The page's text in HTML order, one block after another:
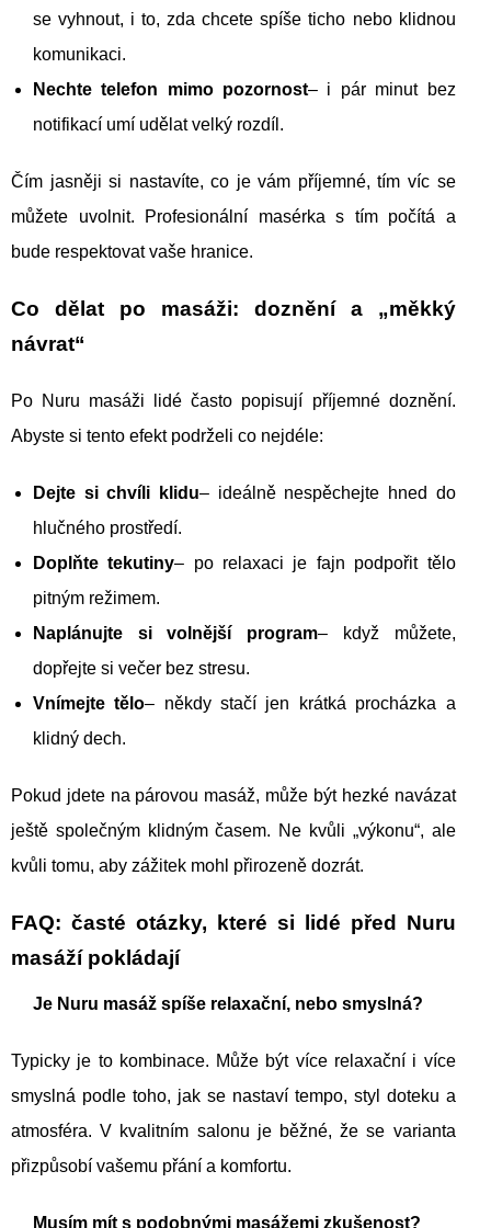
se vyhnout, i to, zda chcete spíše ticho nebo klidnou
komunikaci.
Nechte telefon mimo pozornost– i pár minut bez
notifikací umí udělat velký rozdíl.
Čím jasněji si nastavíte, co je vám příjemné, tím víc se
můžete uvolnit. Profesionální masérka s tím počítá a
bude respektovat vaše hranice.
Co dělat po masáži: doznění a „měkký
návrat“
Po Nuru masáži lidé často popisují příjemné doznění.
Abyste si tento efekt podrželi co nejdéle:
Dejte si chvíli klidu– ideálně nespěchejte hned do
hlučného prostředí.
Doplňte tekutiny– po relaxaci je fajn podpořit tělo
pitným režimem.
Naplánujte si volnější program– když můžete,
dopřejte si večer bez stresu.
Vnímejte tělo– někdy stačí jen krátká procházka a
klidný dech.
Pokud jdete na párovou masáž, může být hezké navázat
ještě společným klidným časem. Ne kvůli „výkonu“, ale
kvůli tomu, aby zážitek mohl přirozeně dozrát.
FAQ: časté otázky, které si lidé před Nuru
masáží pokládají
Je Nuru masáž spíše relaxační, nebo smyslná?
Typicky je to kombinace. Může být více relaxační i více
smyslná podle toho, jak se nastaví tempo, styl doteku a
atmosféra. V kvalitním salonu je běžné, že se varianta
přizpůsobí vašemu přání a komfortu.
Musím mít s podobnými masážemi zkušenost?